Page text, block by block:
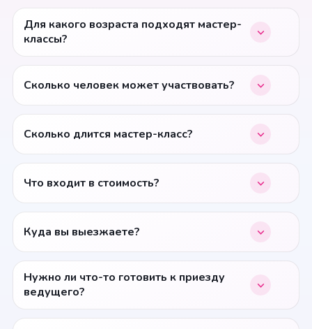
Для какого возраста подходят мастер-
классы?
Сколько человек может участвовать?
Сколько длится мастер-класс?
Что входит в стоимость?
Куда вы выезжаете?
Нужно ли что-то готовить к приезду
ведущего?